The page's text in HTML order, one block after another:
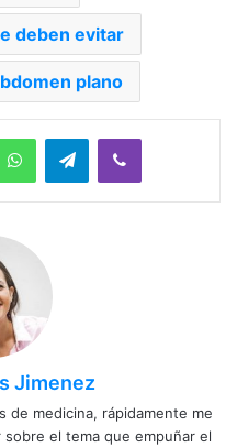
deben evitar
plano
WhatsAppTelegramViber
Jimenez
de medicina, rápidamente me
el tema que empuñar el